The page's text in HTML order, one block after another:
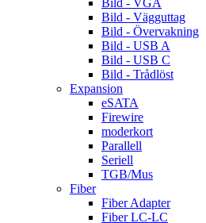
Bild - VGA
Bild - Vägguttag
Bild - Övervakning
Bild - USB A
Bild - USB C
Bild - Trådlöst
Expansion
eSATA
Firewire
moderkort
Parallell
Seriell
TGB/Mus
Fiber
Fiber Adapter
Fiber LC-LC